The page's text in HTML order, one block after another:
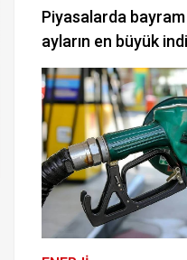
Piyasalarda
ayların en büyük